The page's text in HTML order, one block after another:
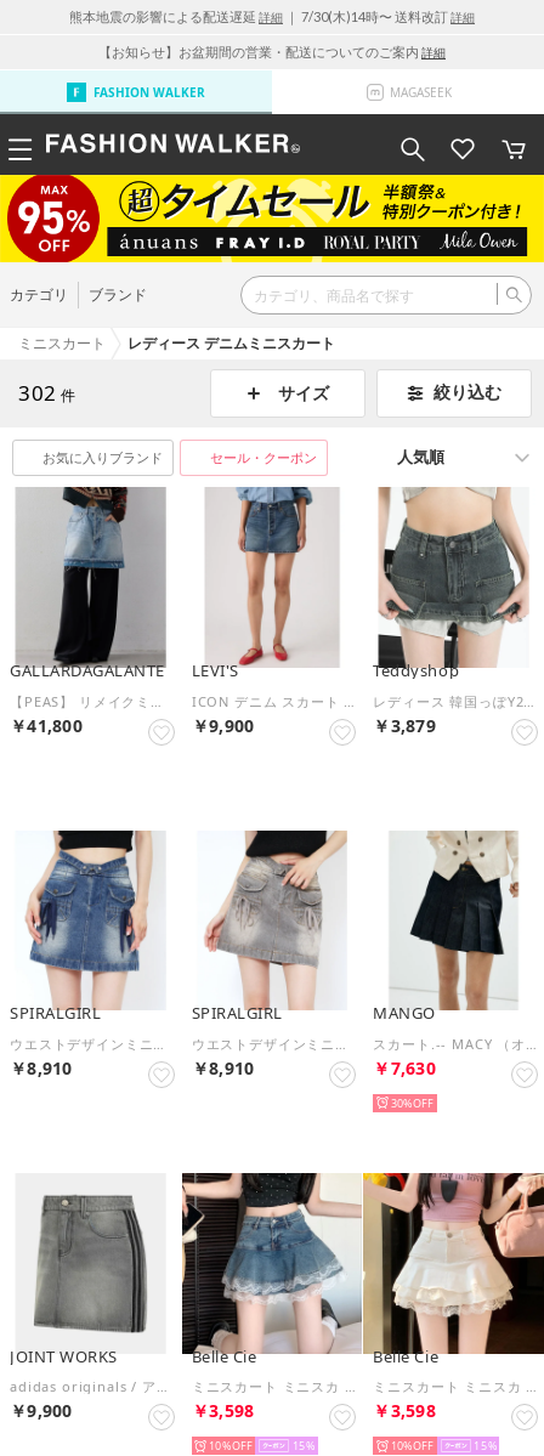
熊本地震の影響による配送遅延 詳細 ｜ 7/30(木)14時〜 送料改訂詳細
【お知らせ】お盆期間の営業・配送についてのご案内 詳細
FASHION WALKER MAGASEEK
カテゴリ ブランド
ミニスカート レディース デニムミニスカート
302 件 サイズ 絞り込む
お気に入りブランド セール・クーポン
GALLARDAGALANTE
￥41,800
LEVI'S
￥9,900
Teddyshop
￥3,879
SPIRALGIRL
￥8,910
SPIRALGIRL
￥8,910
MANGO
￥7,630
30%
JOINT WORKS
adidas originals / アディダス オリジナルス ORI 3 STRIPES SKIRT （グレー）
￥9,900
Belle Cie
ミニスカート ミニスカ スカパン ミニ フリル レース ティアード レディース 韓国ファッション ガーリー 地雷系 ギャル インパンツ ショーパン （ブルー）
￥3,598
10% 15
Belle Cie
ミニスカート ミニスカ スカパン ミニ フリル レース ティアード レディース 韓国ファッション ガーリー 地雷系 ギャル インパンツ ショーパン （ホワイト）
￥3,598
10% 15